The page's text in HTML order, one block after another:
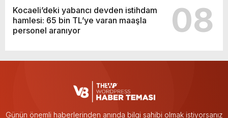
Kocaeli’deki yabancı devden istihdam
hamlesi: 65 bin TL’ye varan maaşla
personel aranıyor
08
Günün önemli haberlerinden anında bilgi sahibi olmak istiyorsanız